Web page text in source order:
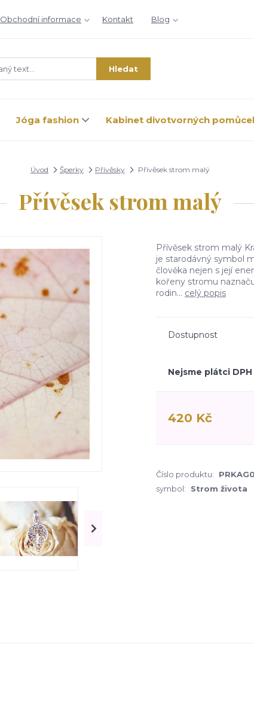
Obchodní informace Kontakt Blog
Hledat
Jóga fashion Kabinet divotvorných
Úvod Šperky Přívěsky Přívěsek strom malý
Přívěsek strom malý
Přívěsek strom malý
je starodávný symbol
člověka nejen s její
kořeny stromu
rodin... celý popis
Dostupnost
Nejsme plátci DPH
420 Kč
Číslo produktu:
symbol:
Strom života